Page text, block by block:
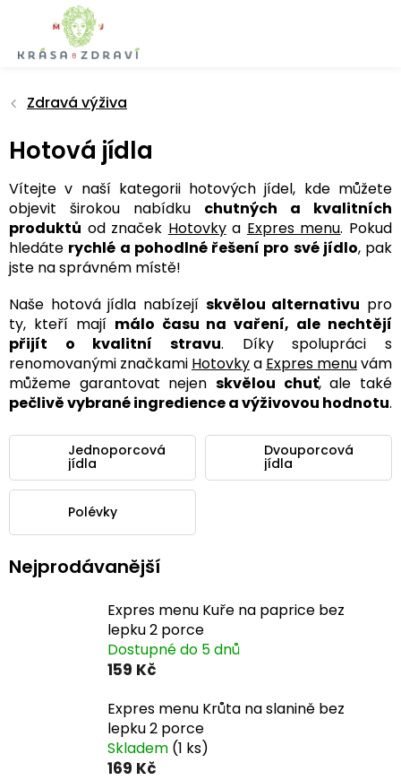
obsah
Zdravá výživa
Hotová jídla
Vítejte v naší kategorii hotových jídel, kde můžete
objevit širokou nabídku chutných a kvalitních
produktů od značek Hotovkya Expres menu. Pokud
hledáte rychlé a pohodlné řešení pro své jídlo, pak
jste na správném místě!
Naše hotová jídla nabízejí skvělou alternativu pro
ty, kteří mají málo času na vaření, ale nechtějí
přijít o kvalitní stravu. Díky spolupráci s
renomovanými značkami Hotovkya Expres menuvám
můžeme garantovat nejen skvělou chuť, ale také
pečlivě vybrané ingredience a výživovou hodnotu.
Jednoporcová
jídla
Dvouporcová
jídla
Polévky
Nejprodávanější
Expres menu Kuře na paprice bez
lepku 2 porce
Dostupné do 5 dnů
159 Kč
Expres menu Krůta na slanině bez
lepku 2 porce
Skladem (1 ks)
169 Kč